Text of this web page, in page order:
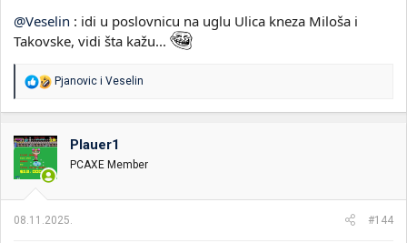
@Veselin : idi u poslovnicu na uglu Ulica kneza Miloša i
Takovske, vidi šta kažu...
R
a
o
a
n
j
:
Pjanovic i Veselin
Plauer1
PCAXE Member
08.11.2025. #144